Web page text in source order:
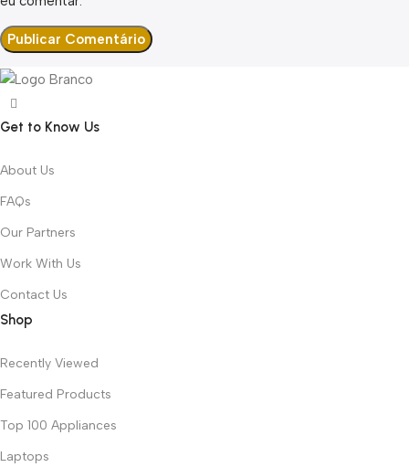
Get to Know Us
About Us
FAQs
Our Partners
Work With Us
Contact Us
Shop
Recently Viewed
Featured Products
Top 100 Appliances
Laptops